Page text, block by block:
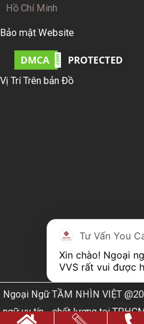
Hồ Chí Minh
Bảo mật Website
Vị Trí Trên bản Đồ
Ngoại Ngữ TẦM NHÌN VIỆT
ngữ uy tín - chất lượng tại
Tư Vấn You
Xin chào! Ngoại
VVS rất vui được